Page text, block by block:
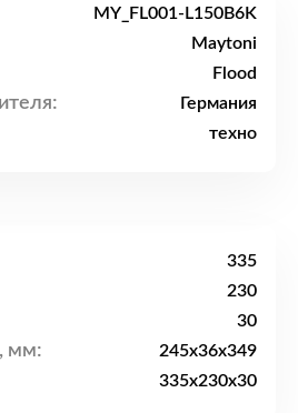
MY_FL001-L150B6K
Maytoni
Flood
Германия
техно
335
230
30
мм: 245x36x349
335x230x30